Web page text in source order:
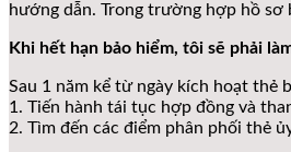
hướng dẫn. Trong trường hợp hồ sơ
Khi hết hạn bảo hiểm, tôi sẽ phải
Sau 1 năm kể từ ngày kích hoạt thẻ
1. Tiến hành tái tục hợp đồng và
2. Tìm đến các điểm phân phối thẻ